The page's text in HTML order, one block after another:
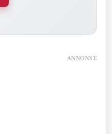
ANNONSE